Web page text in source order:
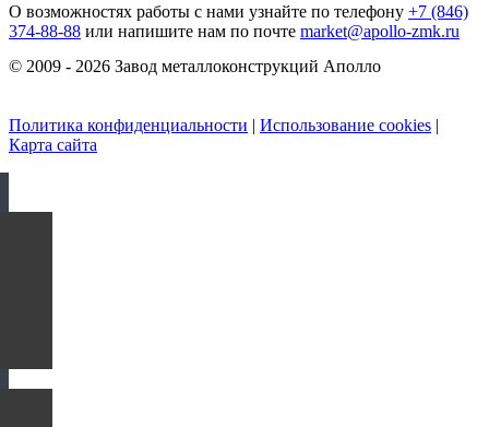
О возможностях работы с нами узнайте по телефону +7 (846)
374-88-88 или напишите нам по почте market@apollo-zmk.ru
© 2009 - 2026 Завод металлоконструкций Аполло
Политика конфиденциальности | Использование cookies |
Карта сайта